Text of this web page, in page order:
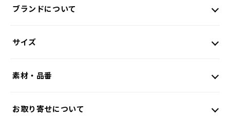
ブランドについて
サイズ
素材・品番
お取り寄せについて